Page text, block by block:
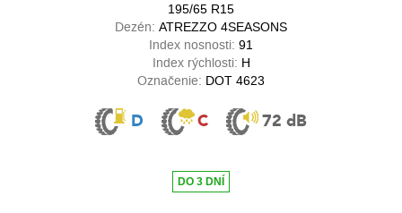
195/65 R15
Dezén: ATREZZO 4SEASONS
Index nosnosti: 91
Index rýchlosti: H
Označenie: DOT 4623
D C 72 dB
DO 3 DNÍ